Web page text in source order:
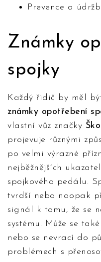
Prevence a
Známky
spojky
Každý řidič by měl
známky opotřebení
vlastní vůz značky
projevuje různými
po velmi výrazné
nejběžnějších
spojkového pedálu.
tvrdší nebo naopak
signál k tomu, že se
systému. Může se
nebo se nevrací do
problémech s